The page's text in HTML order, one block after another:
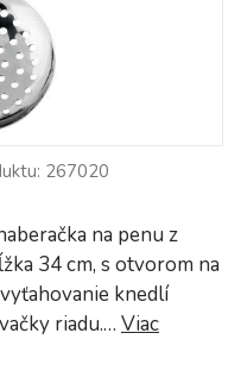
267020
na penu z
34 cm, s otvorom na
knedlí
riadu.… Viac